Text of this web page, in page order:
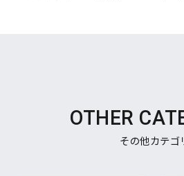
OTHER
その他カテゴ